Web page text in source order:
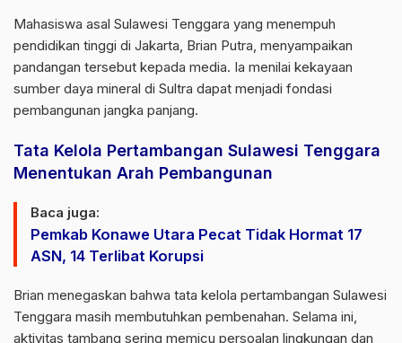
Mahasiswa asal Sulawesi Tenggara yang menempuh
pendidikan tinggi di Jakarta, Brian Putra, menyampaikan
pandangan tersebut kepada media. Ia menilai kekayaan
sumber daya mineral di Sultra dapat menjadi fondasi
pembangunan jangka panjang.
Tata Kelola Pertambangan Sulawesi Tenggara
Menentukan Arah Pembangunan
Baca juga:
Pemkab Konawe Utara Pecat Tidak Hormat 17
ASN, 14 Terlibat Korupsi
Brian menegaskan bahwa tata kelola pertambangan Sulawesi
Tenggara masih membutuhkan pembenahan. Selama ini,
aktivitas tambang sering memicu persoalan lingkungan dan